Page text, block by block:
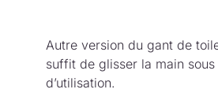
Autre version du gant de
suffit de glisser la main
d’utilisation.